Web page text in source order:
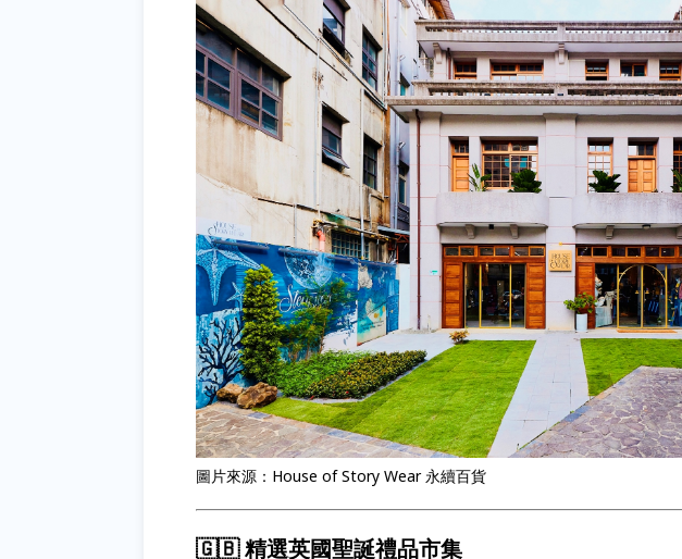
圖片來源：House of Story Wear 永續百貨
🇬🇧 精選英國聖誕禮品市集